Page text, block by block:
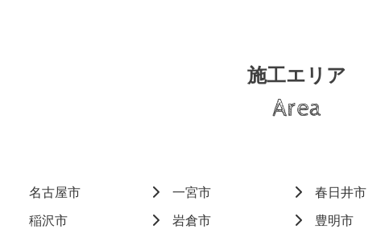
施工エリア
Area
名古屋市 一宮市 春日井市
稲沢市 岩倉市 豊明市